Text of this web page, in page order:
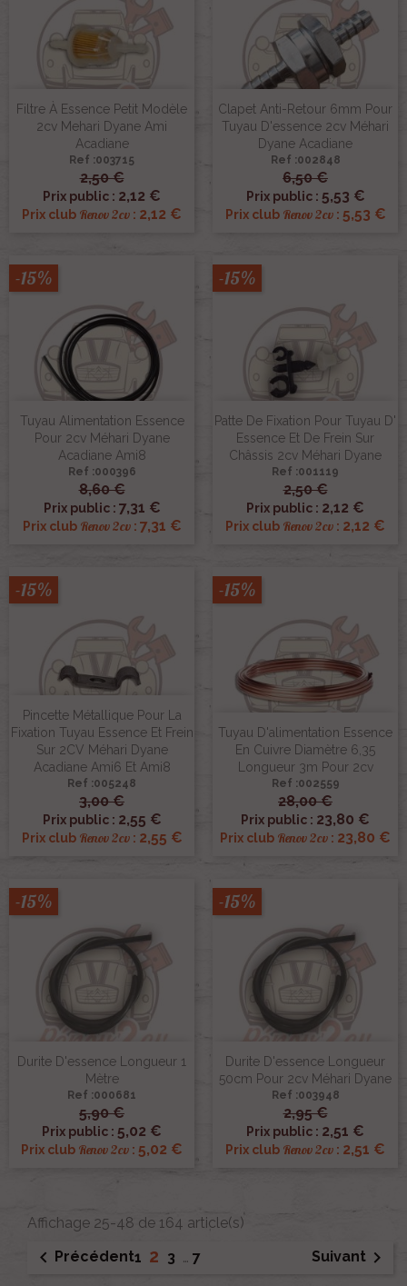
Filtre À Essence Petit Modèle
2cv Mehari Dyane Ami
Acadiane
Ref :003715
2,50 €
Prix public : 2,12 €
Prix club Renov 2cv : 2,12 €
Clapet Anti-Retour 6mm Pour
Tuyau D'essence 2cv Méhari
Dyane Acadiane
Ref :002848
6,50 €
Prix public : 5,53 €
Prix club Renov 2cv: 5,53 €
Tuyau Alimentation Essence
Pour 2cv Méhari Dyane
Acadiane Ami8
Ref :000396
8,60 €
Prix public : 7,31 €
Prix club Renov 2cv: 7,31 €
-15%
Patte De Fixation Pour Tuyau D'
Essence Et De Frein Sur
Châssis 2cv Méhari Dyane
Ref :001119
2,50 €
Prix public : 2,12 €
Prix club Renov 2cv : 2,12 €
-15%
Pincette Métallique Pour La
Fixation Tuyau Essence Et Frein
Sur 2CV Méhari Dyane
Acadiane Ami6 Et Ami8
Ref :005248
3,00 €
Prix public : 2,55 €
Prix club Renov 2cv: 2,55 €
-15%
Tuyau D'alimentation Essence
En Cuivre Diamètre 6,35
Longueur 3m Pour 2cv
Ref :002559
28,00 €
Prix public : 23,80 €
Prix club Renov 2cv : 23,80 €
-15%
Durite D'essence Longueur 1
Mètre
Ref :000681
5,90 €
Prix public : 5,02 €
Prix club Renov 2cv : 5,02 €
-15%
Durite D'essence Longueur
50cm Pour 2cv Méhari Dyane
Ref :003948
2,95 €
Prix public : 2,51 €
Prix club Renov 2cv : 2,51 €
-15%
Affichage 25-48 de 164 article(s)
 Précédent1 2 3 … 7 Suivant 